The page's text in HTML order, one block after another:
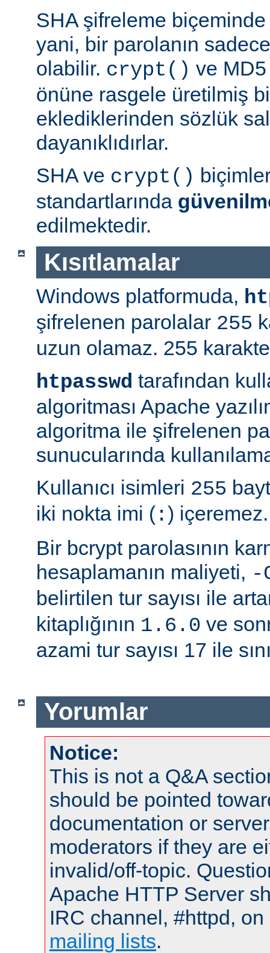
SHA şifreleme
yani, bir parolanın
olabilir. crypt() ve
önüne rasgele üretilmiş
eklediklerinden sözlük
dayanıklıdırlar.
SHA ve crypt()
standartlarında
edilmektedir.
Kısıtlamalar
Windows platformuda,
şifrelenen parolalar 255
uzun olamaz. 255
htpasswd tarafından
algoritması Apache
algoritma ile şifrelenen
sunucularında
Kullanıcı isimleri 255
iki nokta imi ( :) içeremez.
Bir bcrypt parolasının
hesaplamanın maliyeti, -
belirtilen tur sayısı ile
kitaplığının 1.6.0 ve
azami tur sayısı 17 ile
Yorumlar
Notice:
This is not a Q&A
should be pointed
documentation or
moderators if they are
invalid/off-topic.
Apache HTTP Server
IRC channel, #httpd,
mailing lists.